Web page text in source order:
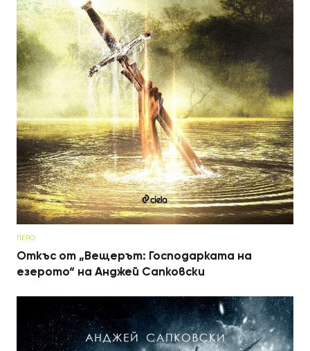
ПЕРО
Откъс от „Вещерът: Господарката на
езерото“ на Анджей Сапковски